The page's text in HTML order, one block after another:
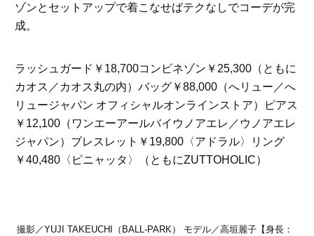
ゾンとセットアップで着こなせばテクなしでコーデが完
成。
ラッシュガード￥18,700コンビネゾン￥25,300（ともに
カオス／カオス丸の内）バッグ￥88,000（へリュー／へ
リュージャパン オフィシャルオンラインストア）ピアス
￥12,100（ワンエーアールバイウノアエレ／ウノアエレ
ジャパン）ブレスレット￥19,800〈アドラル〉リング
￥40,480〈ピニャッタ〉（ともにZUTTOHOLIC）
撮影／YUJI TAKEUCHI（BALL-PARK） モデル／高垣麗子【身長：